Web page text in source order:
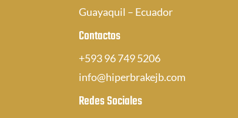
Guayaquil – Ecuador
Contactos
+593 96 749 5206
info@hiperbrakejb.com
Redes Sociales